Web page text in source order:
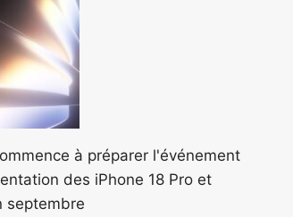
à préparer l'événement
des iPhone 18 Pro et
septembre